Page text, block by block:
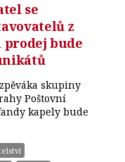
se
z
prodej bude
skupiny
Poštovní
kapely bude